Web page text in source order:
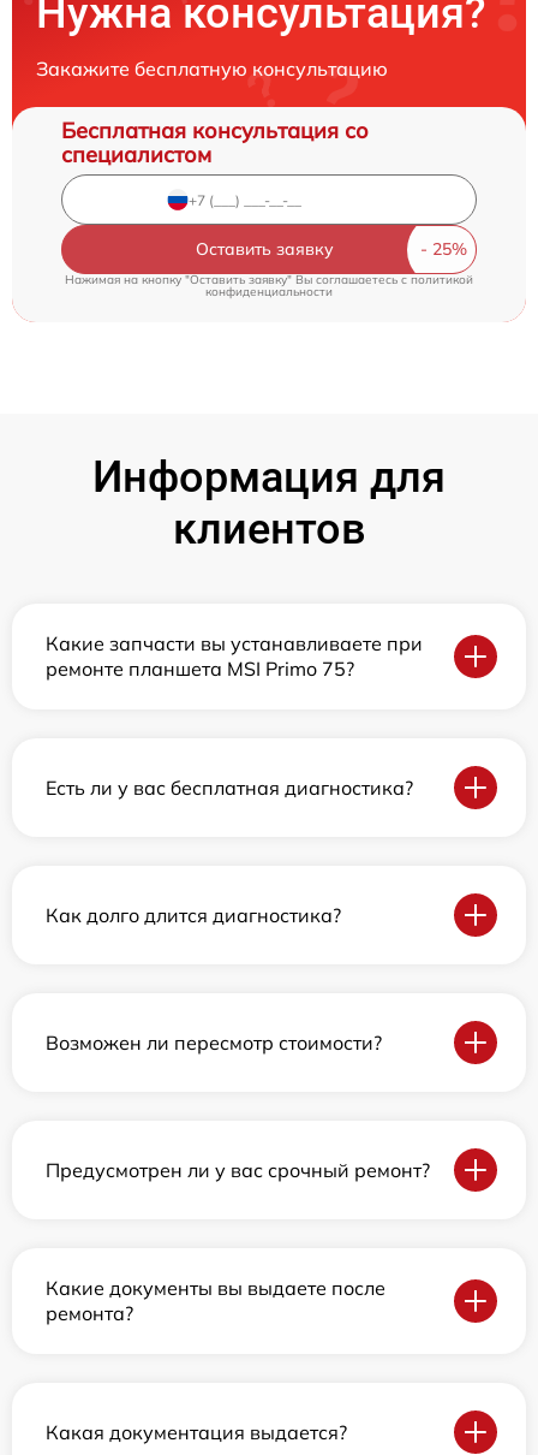
Нужна консультация?
Закажите бесплатную консультацию
Бесплатная консультация со
специалистом
Оставить заявку
Нажимая на кнопку "Оставить заявку" Вы соглашаетесь c политикой
конфиденциальности
Информация для
клиентов
Какие запчасти вы устанавливаете при
ремонте планшета MSI Primo 75?
Есть ли у вас бесплатная диагностика?
Как долго длится диагностика?
Возможен ли пересмотр стоимости?
Предусмотрен ли у вас срочный ремонт?
Какие документы вы выдаете после
ремонта?
Какая документация выдается?